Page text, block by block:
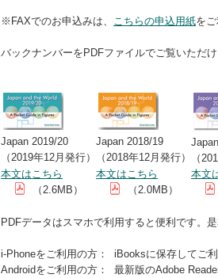
※FAXでのお申込みは、 こちらの申込用紙をご
バックナンバーをPDFファイルでご覧いただけ
Japan 2019/20
（2019年12月発行）
Japan 2018/19
（2018年12月発行）
（
本文はこちら
（2.6MB）
本文はこちら
（2.0MB）
本文
PDFデータはスマホで利用すると便利です。是
i-Phoneをご利用の方： iBooksに保存してご利
Androidをご利用の方： 最新版のAdobe